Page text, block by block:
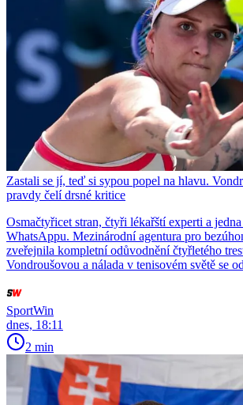
Zastali se jí, teď si sypou popel na hlavu.
pravdy čelí drsné kritice
Osmačtyřicet stran, čtyři lékařští experti a
WhatsAppu. Mezinárodní agentura pro
zveřejnila kompletní odůvodnění čtyřletého
Vondroušovou a nálada v tenisovém světě se
SportWin
dnes, 18:11
2 min